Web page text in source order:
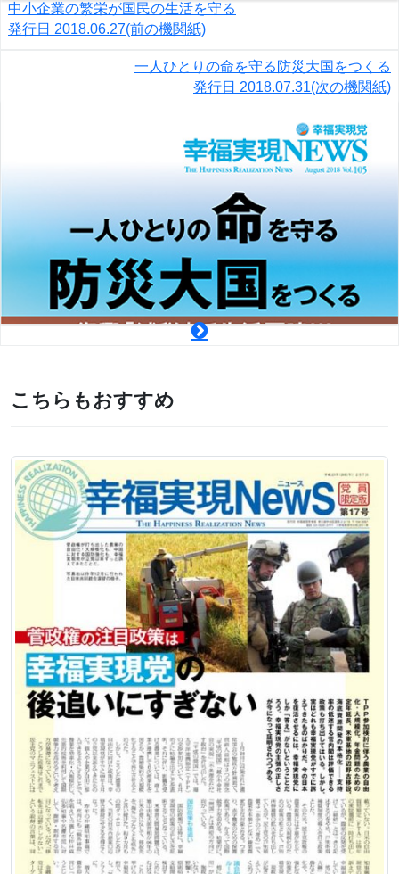
中小企業の繁栄が国民の生活を守る
発行日 2018.06.27(前の機関紙)
一人ひとりの命を守る防災大国をつくる
発行日 2018.07.31(次の機関紙)
こちらもおすすめ